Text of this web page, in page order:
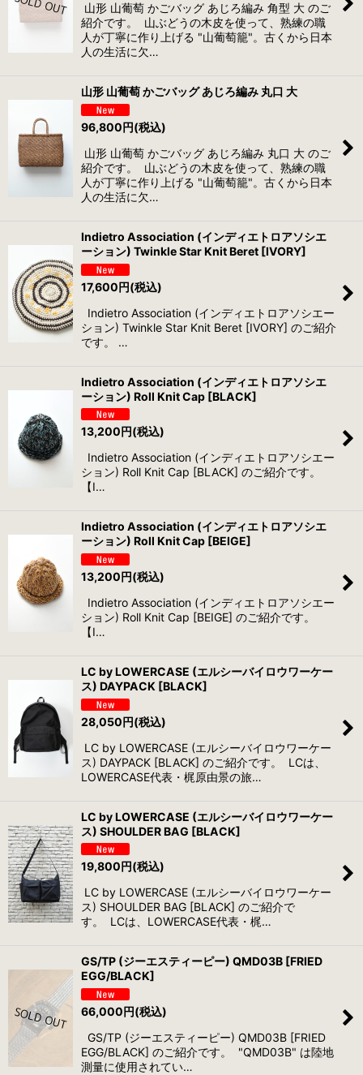
山形 山葡萄 かごバッグ あじろ編み 角型 大 のご
紹介です。 山ぶどうの木皮を使って、熟練の職
人が丁寧に作り上げる "山葡萄籠"。古くから日本
人の生活に欠…
山形 山葡萄 かごバッグ あじろ編み 丸口 大
96,800円(税込)
山形 山葡萄 かごバッグ あじろ編み 丸口 大 のご
紹介です。 山ぶどうの木皮を使って、熟練の職
人が丁寧に作り上げる "山葡萄籠"。古くから日本
人の生活に欠…
Indietro Association (インディエトロアソシエ
ーション) Twinkle Star Knit Beret [IVORY]
17,600円(税込)
Indietro Association (インディエトロアソシエー
ション) Twinkle Star Knit Beret [IVORY] のご紹介
です。 …
Indietro Association (インディエトロアソシエ
ーション) Roll Knit Cap [BLACK]
13,200 円(税込)
Indietro Association (インディエトロアソシエー
ション) Roll Knit Cap [BLACK] のご紹介です。
【I…
Indietro Association (インディエトロアソシエ
ーション) Roll Knit Cap [BEIGE]
13,200円(税込)
Indietro Association (インディエトロアソシエー
ション) Roll Knit Cap [BEIGE] のご紹介です。
【I…
LC by LOWERCASE (エルシーバイロウワーケー
ス) DAYPACK [BLACK]
28,050円(税込)
LC by LOWERCASE (エルシーバイロウワーケー
ス) DAYPACK [BLACK] のご紹介です。 LCは、
LOWERCASE代表・梶原由景の旅…
LC by LOWERCASE (エルシーバイロウワーケー
ス) SHOULDER BAG [BLACK]
19,800 円(税込)
LC by LOWERCASE (エルシーバイロウワーケー
ス) SHOULDER BAG [BLACK] のご紹介で
す。 LCは、LOWERCASE代表・梶…
GS/TP (ジーエスティーピー) QMD03B [FRIED
EGG/BLACK]
66,000円(税込)
GS/TP (ジーエスティーピー) QMD03B [FRIED
EGG/BLACK] のご紹介です。 "QMD03B" は陸地
測量に使用されてい…